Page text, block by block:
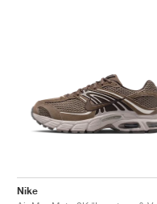
Nike